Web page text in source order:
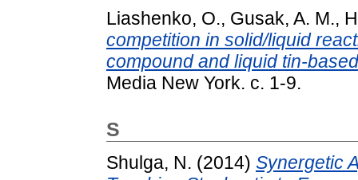
Liashenko, O., Gusak, A. M.,
competition in solid/liquid
compound and liquid tin-
Media New York. с. 1-9.
S
Shulga, N. (2014) Synergetic